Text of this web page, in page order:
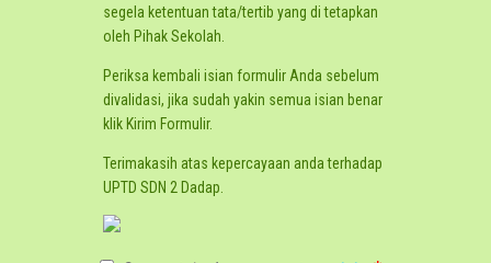
segela ketentuan tata/tertib yang di tetapkan
oleh Pihak Sekolah.
Periksa kembali isian formulir Anda sebelum
divalidasi, jika sudah yakin semua isian benar
klik Kirim Formulir.
Terimakasih atas kepercayaan anda terhadap
UPTD SDN 2 Dadap.